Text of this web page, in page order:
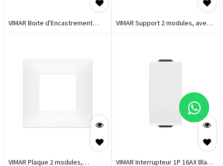
VIMAR Boite d'Encastrement
VIMAR Support 2 modules, avec
VIMAR Plaque 2 modules, VIMAR Interrupteur 1P 16AX Blanc